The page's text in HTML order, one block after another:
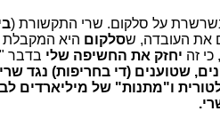
על סלקום. שרי התקשורת (
את העובדה, שסלקום היא
, כי זה יחזק את החשיפה שלי בדבר
שטוענים (די בחריפות) נגד
ו"מתנות" של מיליארדים